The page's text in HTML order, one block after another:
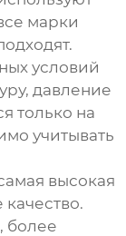
марки
условий
давление
только на
учитывать
высокая
качество.
более